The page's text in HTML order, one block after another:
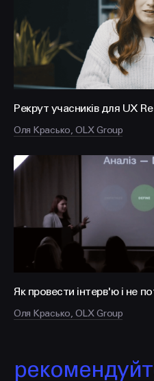
Рекрут учасників для UX
Оля Красько, OLX Group
Як провести інтерв'ю і не
Оля Красько, OLX Group